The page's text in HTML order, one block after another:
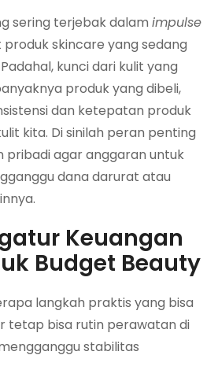
sering terjebak dalam impulse
skincare yang sedang
kunci dari kulit yang
produk yang dibeli,
dan ketepatan produk
kita. Di sinilah peran penting
pribadi agar anggaran untuk
dana darurat atau
Keuangan
Budget Beauty
langkah praktis yang bisa
tetap bisa rutin perawatan di
stabilitas